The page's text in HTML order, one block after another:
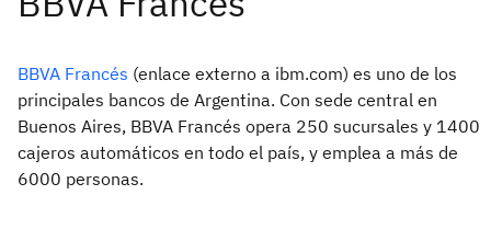
BBVA Francés (enlace externo a ibm.com) es uno de los
principales bancos de Argentina. Con sede central en
Buenos Aires, BBVA Francés opera 250 sucursales y 1400
cajeros automáticos en todo el país, y emplea a más de
6000 personas.